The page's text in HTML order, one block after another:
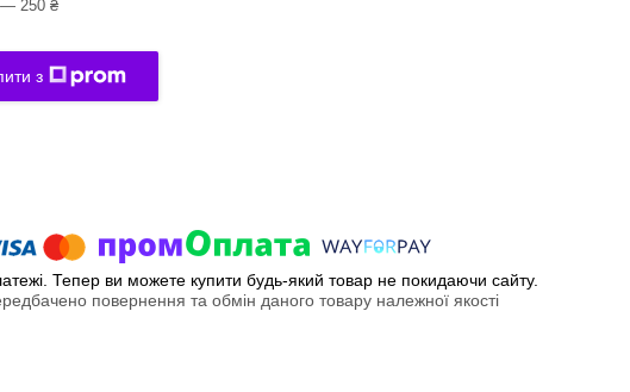
— 250 ₴
з
Тепер ви можете купити будь-який товар не покидаючи сайту.
повернення та обмін даного товару належної якості